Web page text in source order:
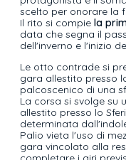
scelto per onorare la
Il rito si compie la
data che segna il
dell'inverno e l'inizio
Le otto contrade si
gara allestito presso
palcoscenico di una
La corsa si svolge su
allestito presso lo
determinata
Palio vieta l'uso di
gara vincolato alla